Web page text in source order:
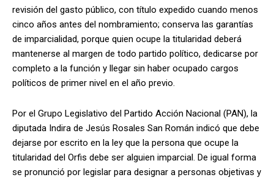
revisión del gasto público, con título expedido cuando menos
cinco años antes del nombramiento; conserva las garantías
de imparcialidad, porque quien ocupe la titularidad deberá
mantenerse al margen de todo partido político, dedicarse por
completo a la función y llegar sin haber ocupado cargos
políticos de primer nivel en el año previo.
Por el Grupo Legislativo del Partido Acción Nacional (PAN), la
diputada Indira de Jesús Rosales San Román indicó que debe
dejarse por escrito en la ley que la persona que ocupe la
titularidad del Orfis debe ser alguien imparcial. De igual forma
se pronunció por legislar para designar a personas objetivas y